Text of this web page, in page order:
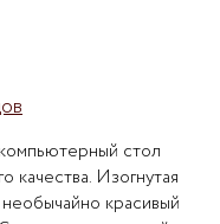
стол
Изогнутая
красивый